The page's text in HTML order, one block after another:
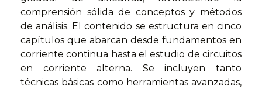
comprensión sólida de conceptos y métodos
de análisis. El contenido se estructura en cinco
capítulos que abarcan desde fundamentos en
corriente continua hasta el estudio de circuitos
en corriente alterna. Se incluyen tanto
técnicas básicas como herramientas avanzadas,